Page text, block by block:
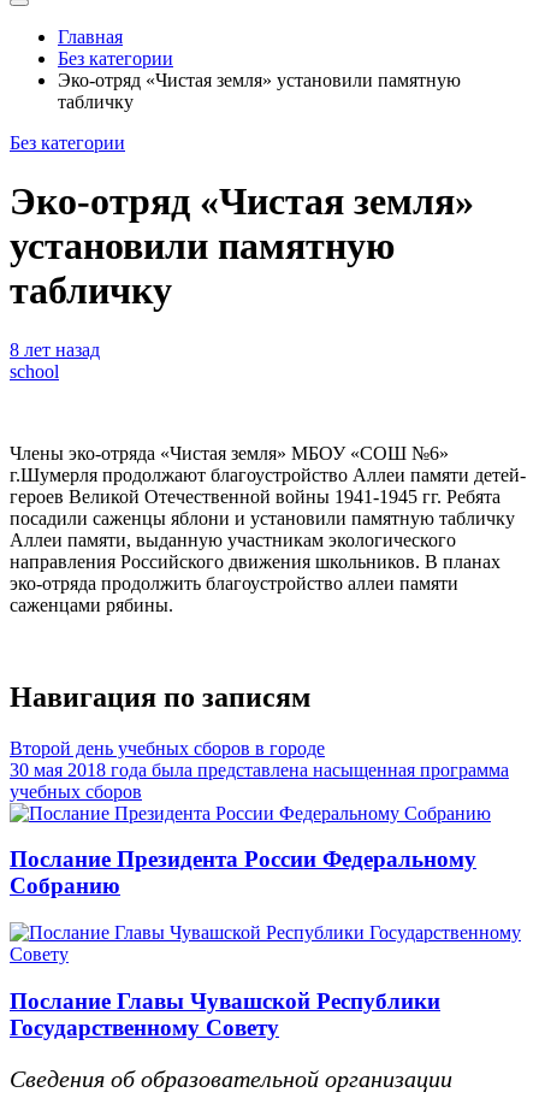
Главная
Без категории
Эко-отряд «Чистая земля» установили памятную
табличку
Без категории
Эко-отряд «Чистая земля»
установили памятную
табличку
8 лет назад
school
Члены эко-отряда «Чистая земля» МБОУ «СОШ №6»
г.Шумерля продолжают благоустройство Аллеи памяти детей-
героев Великой Отечественной войны 1941-1945 гг. Ребята
посадили саженцы яблони и установили памятную табличку
Аллеи памяти, выданную участникам экологического
направления Российского движения школьников. В планах
эко-отряда продолжить благоустройство аллеи памяти
саженцами рябины.
Навигация по записям
Второй день учебных сборов в городе
30 мая 2018 года была представлена насыщенная программа
учебных сборов
Послание Президента России Федеральному
Собранию
Послание Главы Чувашской Республики
Государственному Совету
Сведения об образовательной организации